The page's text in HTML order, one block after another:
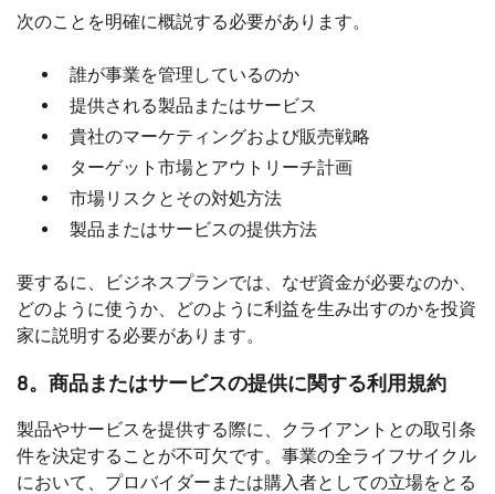
次のことを明確に概説する必要があります。
誰が事業を管理しているのか
提供される製品またはサービス
貴社のマーケティングおよび販売戦略
ターゲット市場とアウトリーチ計画
市場リスクとその対処方法
製品またはサービスの提供方法
要するに、ビジネスプランでは、なぜ資金が必要なのか、
どのように使うか、どのように利益を生み出すのかを投資
家に説明する必要があります。
8。商品またはサービスの提供に関する利用規約
製品やサービスを提供する際に、クライアントとの取引条
件を決定することが不可欠です。事業の全ライフサイクル
において、プロバイダーまたは購入者としての立場をとる